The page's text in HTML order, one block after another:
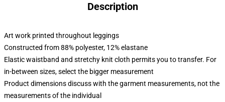
Description
Art work printed throughout leggings
Constructed from 88% polyester, 12% elastane
Elastic waistband and stretchy knit cloth permits you to transfer. For
in-between sizes, select the bigger measurement
Product dimensions discuss with the garment measurements, not the
measurements of the individual